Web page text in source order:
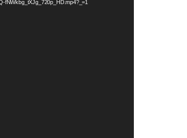
fNWkbg_tXJg_720p_HD.mp4?_=1